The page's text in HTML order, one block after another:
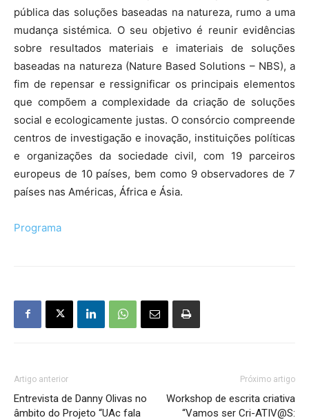
pública das soluções baseadas na natureza, rumo a uma
mudança sistémica. O seu objetivo é reunir evidências
sobre resultados materiais e imateriais de soluções
baseadas na natureza (Nature Based Solutions – NBS), a
fim de repensar e ressignificar os principais elementos
que compõem a complexidade da criação de soluções
social e ecologicamente justas. O consórcio compreende
centros de investigação e inovação, instituições políticas
e organizações da sociedade civil, com 19 parceiros
europeus de 10 países, bem como 9 observadores de 7
países nas Américas, África e Ásia.
Programa
Artigo anterior
Entrevista de Danny Olivas no
âmbito do Projeto “UAc fala
Próximo artigo
Workshop de escrita criativa
“Vamos ser Cri-ATIV@S: